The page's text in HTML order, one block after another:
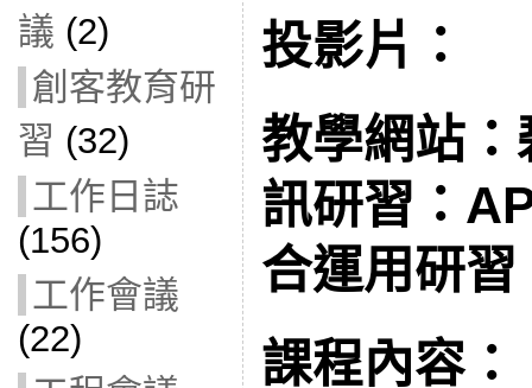
議 (2)
創客教育研
習 (32)
工作日誌
(156)
工作會議
(22)
投影片：
教學網站
訊研習：
合運用研習
課程內容：